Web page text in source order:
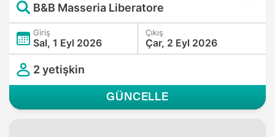
B&B Masseria Liberatore
Giriş
Sal, 1 Eyl 2026
Çıkış
Çar, 2 Eyl 2026
2 yetişkin
GÜNCELLE